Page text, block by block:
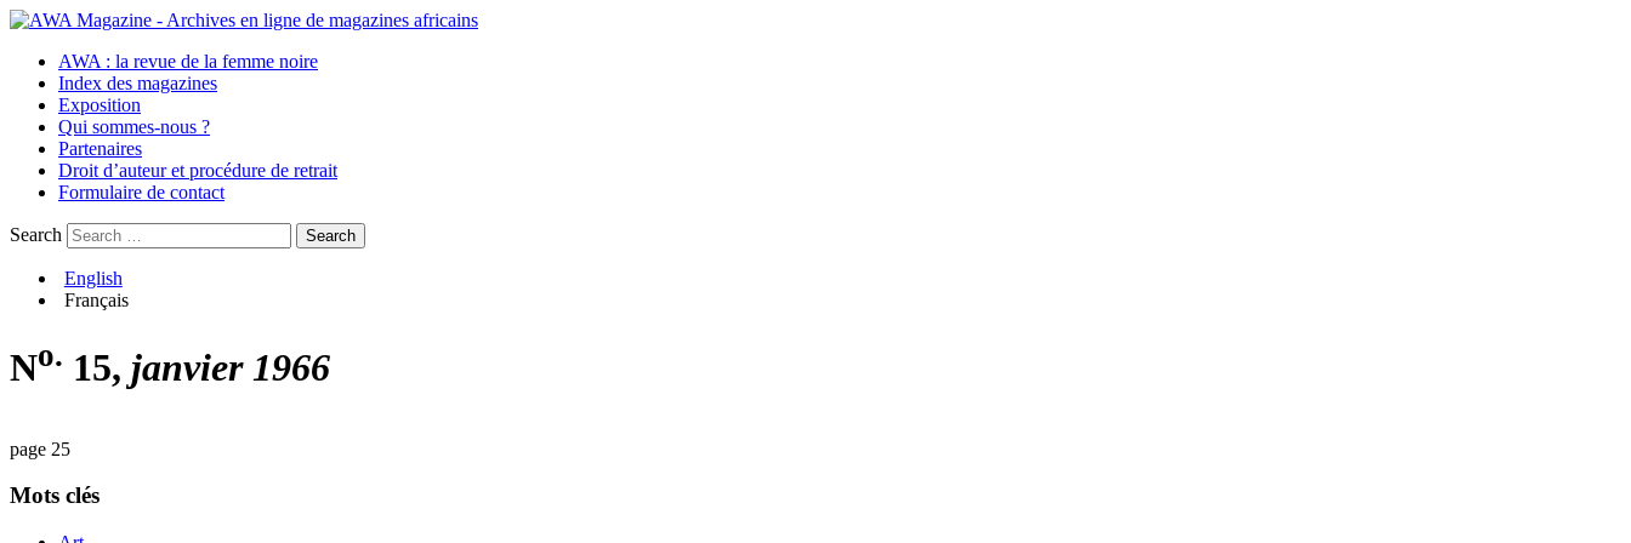
AWA : la revue de la femme noire
Index des magazines
Exposition
Qui sommes-nous ?
Partenaires
Droit d’auteur et procédure de retrait
Formulaire de contact
Search
English
Français
No. 15, janvier 1966
page 25
Mots clés